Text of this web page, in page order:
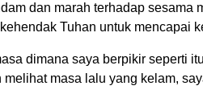
dan marah terhadap sesama
Tuhan untuk mencapai
dimana saya berpikir seperti
masa lalu yang kelam,